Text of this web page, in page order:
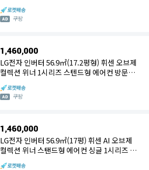
쿠팡
1,460,000
LG전자 인버터 56.9㎡(17.2평형) 휘센 오브제
컬렉션 위너 1시리즈 스텐드형 에어컨 방문설
쿠팡
1,460,000
LG전자 인버터 56.9㎡(17평) 휘센 AI 오브제
컬렉션 위너 스탠드형 에어컨 싱글 1시리즈 실